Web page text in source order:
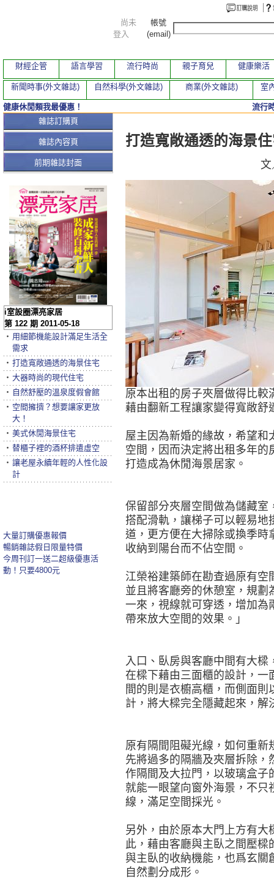
本期文章
打造寬敞通透的海景
原本出租的房子夾層做得比
藉由翻新工程讓家變得寬敞舒
屋主因為新婚的緣故，希望
空間，因而決定將出租多年
打造成為休閒海景居家。
保留部分夾層空間做為儲藏室
搭配滑軌，讓梯子可以輕易地
道，更方便在大掃除或換季時
收納到陽台而不佔空間。
江榮裕建築師在勘查過原有
並且將客廳旁的休憩室，規
一來，視線就可穿透，增加為
帶來放大空間的效果。」
入口、臥房與客廳中間有大
在樑下藉由三面櫃的設計，一
間的則是衣櫥高櫃，而側面
計，將大樑完全隱藏起來，
原有隔間阻礙光線，如何重新
先將過多的隔牆及夾層拆除
作隔間及大拉門，以玻璃盒子
就能一眼望向窗外海景，不
線，滿足空間採光。
另外，由於原本大門上方有
此，藉由客廳與主臥之間壓
與主臥的收納機能，也爲玄關
自然劃分成形。
雜誌訂購頁
雜誌內容頁
前期雜誌封面
i室設圈漂亮家居
第 122 期 2011-05-18
‧ 用細節機能設計滿足生活全
需求
‧ 打造寬敞通透的海景住宅
‧ 大器時尚的現代住宅
‧ 自然舒壓的溫泉度假會館
‧ 空間擁擠？想要讓家更放
大！
‧ 美式休閒海景住宅
‧ 替櫃子裡的酒杯排遣虛空
‧ 讓老屋永續年輕的人性化設
計
大量訂購優惠報價
暢銷雜誌假日限量特價
今周刊訂一送二超級優惠活
動！只要4800元
尚未
登入
帳號
(email)
財經企管 語言學習 流行時尚 親子育兒 健康樂活
新聞時事(外文雜誌) 自然科學(外文雜誌) 商業(外文雜誌) 室
健康休閒類我最優惠！ 流行